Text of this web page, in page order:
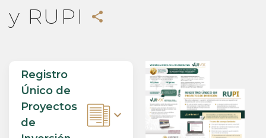
y RUPI
share
Registro
Único de
Proyectos
de
expand_more